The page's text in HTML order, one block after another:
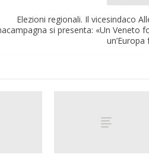
Elezioni regionali. Il vicesindaco
si presenta: «Un Veneto